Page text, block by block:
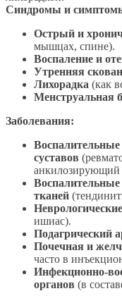
Синдромы и
Острый и
мышцах, спине).
Воспаление и
Утренняя
Лихорадка (как
Менструальная
Заболевания:
Воспалительные
суставов
анкилозирующий
Воспалительные
тканей
ишиас).
Подагрический
Почечная и
часто в
Инфекционно-
органов (в